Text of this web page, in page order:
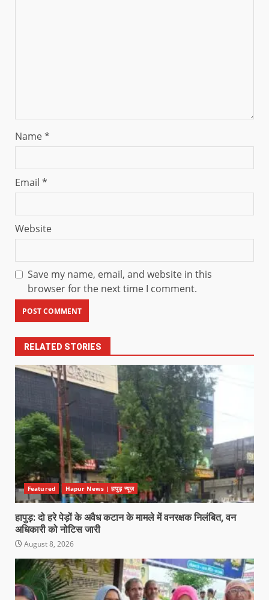
Name*
Email *
Website
Save my name, email, and website in this
browser for the next time I comment.
RELATED STORIES
Featured Hapur News | हापुड़ न्यूज़
हापुड़: दो हरे पेड़ों के अवैध कटान के मामले में वनरक्षक निलंबित, वन
अधिकारी को नोटिस जारी
August 8, 2026